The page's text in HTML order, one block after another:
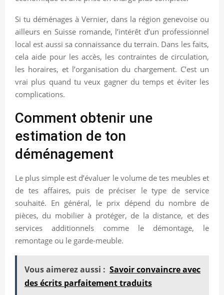
Si tu déménages à Vernier, dans la région genevoise ou
ailleurs en Suisse romande, l’intérêt d’un professionnel
local est aussi sa connaissance du terrain. Dans les faits,
cela aide pour les accès, les contraintes de circulation,
les horaires, et l’organisation du chargement. C’est un
vrai plus quand tu veux gagner du temps et éviter les
complications.
Comment obtenir une
estimation de ton
déménagement
Le plus simple est d’évaluer le volume de tes meubles et
de tes affaires, puis de préciser le type de service
souhaité. En général, le prix dépend du nombre de
pièces, du mobilier à protéger, de la distance, et des
services additionnels comme le démontage, le
remontage ou le garde-meuble.
Vous aimerez aussi : Savoir convaincre avec
des écrits parfaitement traduits